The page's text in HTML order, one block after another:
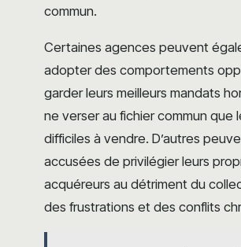
commun.
Certaines agences peuvent
adopter des comportements
garder leurs meilleurs mandats
ne verser au fichier commun que
difficiles à vendre. D’autres
accusées de privilégier leurs
acquéreurs au détriment du
des frustrations et des conflits